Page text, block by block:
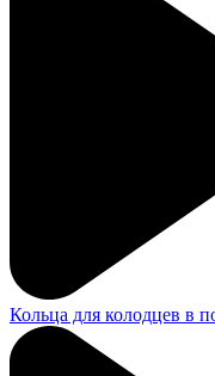
Кольца для колодцев в